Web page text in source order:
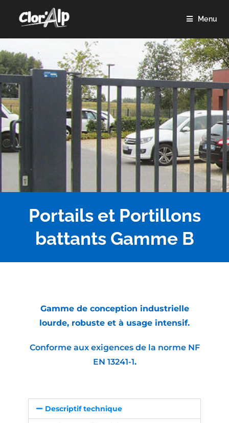
Menu
Portails et Portillons
battants Gamme B
Gamme de conception industrielle
lourde, robuste et à usage intensif.
Conforme aux exigences de la norme NF
EN 13241-1.
Descriptif technique